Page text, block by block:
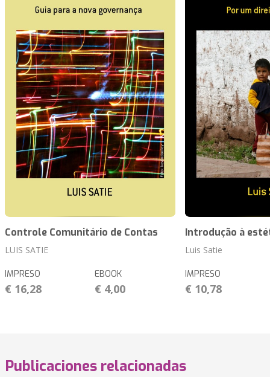
Controle Comunitário de Contas
LUIS SATIE
IMPRESO
€ 16,28
EBOOK
€ 4,00
Introdução à
Luis Satie
IMPRESO
€ 10,78
Publicaciones relacionadas